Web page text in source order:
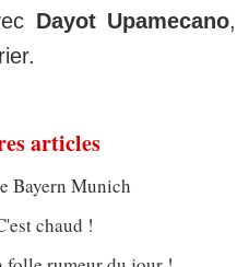
Dayot Upamecano
articles
Bayern Munich
chaud !